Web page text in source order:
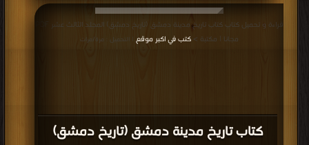
كتاب تاريخ مدينة دمشق (تاريخ دمشق)
مجانا | مكتبة >كتب في اكبر موقع | التحميل : مرة/مرات